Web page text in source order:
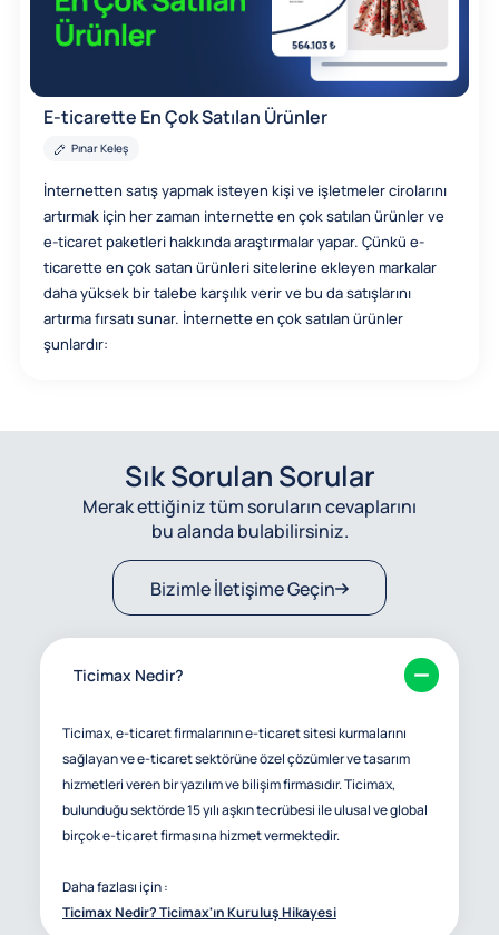
E-ticarette En Çok Satılan Ürünler
Pınar Keleş
İnternetten satış yapmak isteyen kişi ve işletmeler cirolarını
artırmak için her zaman internette en çok satılan ürünler ve
e-ticaret paketleri hakkında araştırmalar yapar. Çünkü e-
ticarette en çok satan ürünleri sitelerine ekleyen markalar
daha yüksek bir talebe karşılık verir ve bu da satışlarını
artırma fırsatı sunar. İnternette en çok satılan ürünler
şunlardır:
Sık Sorulan Sorular
Merak ettiğiniz tüm soruların cevaplarını
bu alanda bulabilirsiniz.
Bizimle İletişime Geçin
Ticimax Nedir?
Ticimax, e-ticaret firmalarının e-ticaret sitesi kurmalarını
sağlayan ve e-ticaret sektörüne özel çözümler ve tasarım
hizmetleri veren bir yazılım ve bilişim firmasıdır. Ticimax,
bulunduğu sektörde 15 yılı aşkın tecrübesi ile ulusal ve global
birçok e-ticaret firmasına hizmet vermektedir.
Daha fazlası için :
Ticimax Nedir? Ticimax'ın Kuruluş Hikayesi